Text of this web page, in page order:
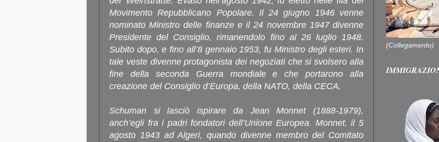
Movimento Repubblicano Popolare. Il 24 giugno 1946 venne
nominato Ministro delle finanze e il 24 novembre 1947 divenne
Presidente del Consiglio, rimanendolo fino al 26 luglio 1948.
Subito dopo, e fino all’8 gennaio 1953, fu Ministro degli esteri. In
tale veste divenne protagonista dei negoziati che si svolsero alla
fine della seconda Guerra mondiale e che portarono alla
creazione del Consiglio d’Europa, della NATO, della CECA.
Schuman si lasciò ispirare da Jean Monnet (1888-1979),
anch’egli fra i padri fondatori dell’Unione Europea. Monnet, il 5
agosto 1943 ad Algeri, quando divenne membro del Comitato
(Collegamento)